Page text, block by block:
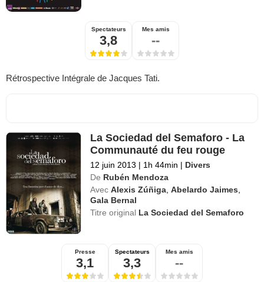
Spectateurs
3,8
Mes amis
--
Rétrospective Intégrale de Jacques Tati.
La Sociedad del Semaforo - La
Communauté du feu rouge
12 juin 2013 | 1h 44min | Divers
De Rubén Mendoza
Avec Alexis Zúñiga ,Abelardo Jaimes
Gala Bernal
Titre original La Sociedad del Semaforo
Presse
3,1
Spectateurs
3,3
Mes amis
--